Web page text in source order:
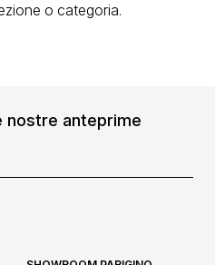
o categoria.
nostre anteprime